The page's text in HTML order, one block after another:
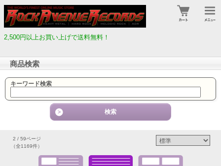
2,500円以上お買い上げで送料無料！
商品検索
キーワード検索
2 / 59ページ
（全1169件）